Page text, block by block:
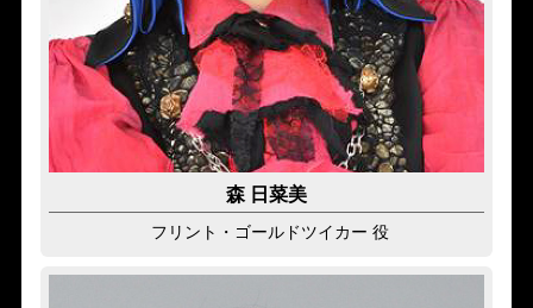
森 日菜美
フリント・ゴールドツイカー 役